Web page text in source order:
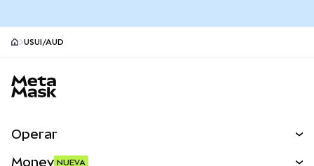
USUI/AUD
Operar
Money NUEVA